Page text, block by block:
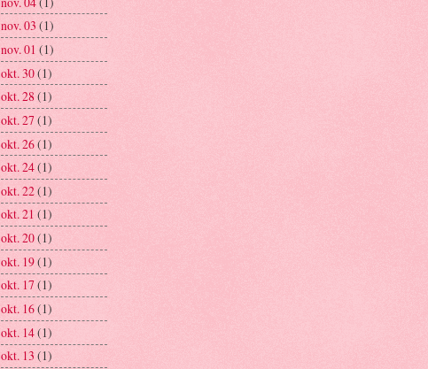
nov. 03 (1)
nov. 01 (1)
okt. 30(1)
okt. 28(1)
okt. 27 (1)
okt. 26(1)
okt. 24(1)
okt. 22(1)
okt. 21 (1)
okt. 20(1)
okt. 19(1)
okt. 17(1)
okt. 16(1)
okt. 14(1)
okt. 13 (1)